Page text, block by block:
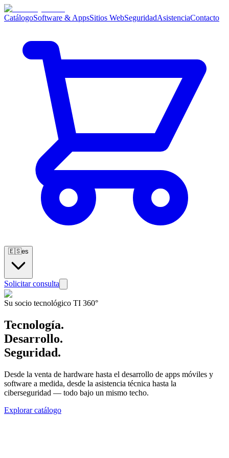
CatálogoSoftware & AppsSitios WebSeguridadAsistenciaContacto
🇪🇸es
Solicitar consulta
Su socio tecnológico TI 360°
Tecnología.
Desarrollo.
Seguridad.
Desde la venta de hardware hasta el desarrollo de apps móviles y
software a medida, desde la asistencia técnica hasta la
ciberseguridad — todo bajo un mismo techo.
Explorar catálogo